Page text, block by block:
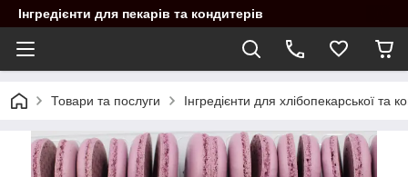
Інгредієнти для пекарів та кондитерів
Товари та послуги Інгредієнти для хлібопекарської та